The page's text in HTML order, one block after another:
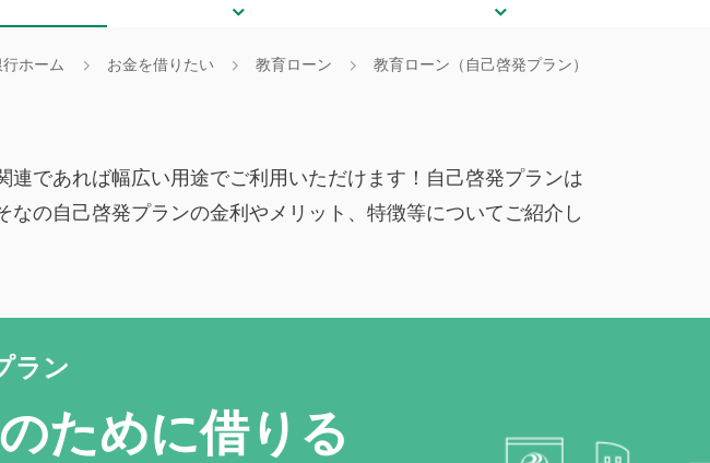
行ホーム お金を借りたい 教育ローン 教育ローン（自己啓発プラン）
であれば幅広い用途でご利用いただけます！自己啓発プランは
の自己啓発プランの金利やメリット、特徴等についてご紹介し
ラン
ために借りる